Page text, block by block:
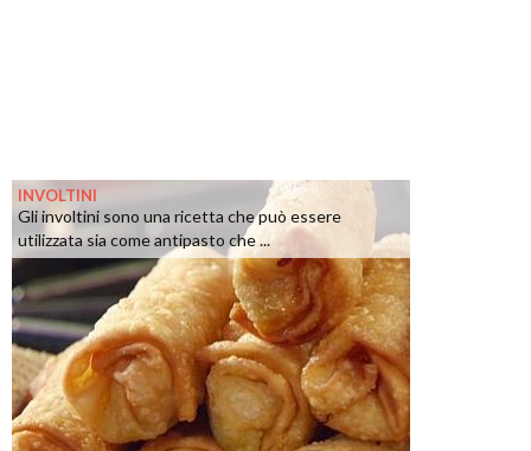
INVOLTINI
Gli involtini sono una ricetta che può essere
utilizzata sia come antipasto che ...